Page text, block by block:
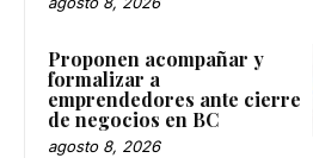
Proponen acompañar y
formalizar a
emprendedores ante cierre
de negocios en BC
agosto 8, 2026